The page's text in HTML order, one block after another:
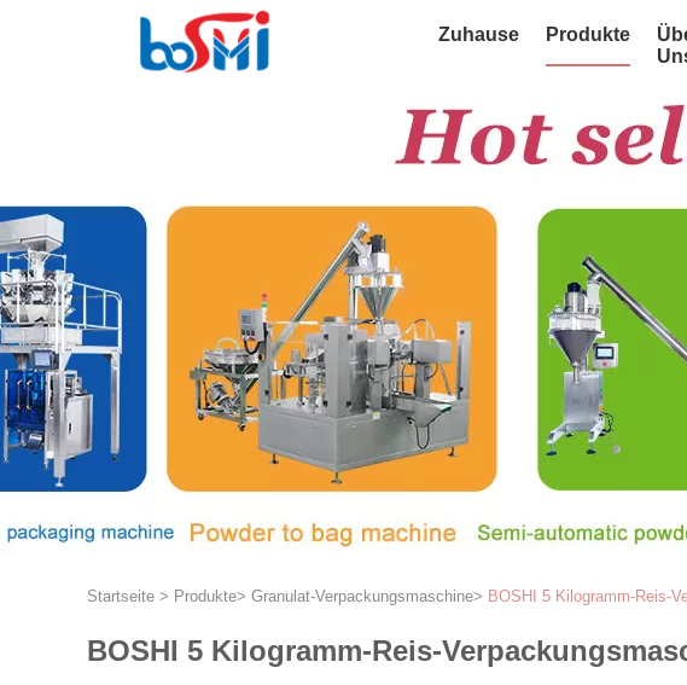
Zuhause Produkte
Startseite > Produkte> Granulat-Verpackungsmaschine> BOSHI 5 Kilogramm-Reis-
BOSHI 5 Kilogramm-Reis-